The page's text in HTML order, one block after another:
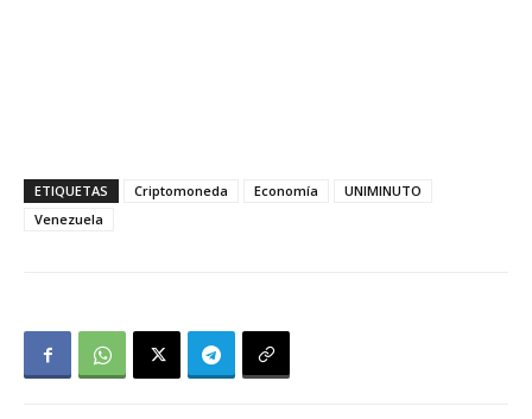
ETIQUETAS Criptomoneda Economía
UNIMINUTO
Venezuela